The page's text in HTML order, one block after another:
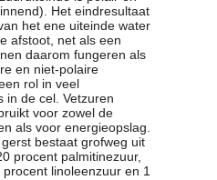
Het eindresultaat
het ene uiteinde water
afstoot, net als een
daarom fungeren als
en niet-polaire
rol in veel
in de cel. Vetzuren
voor zowel de
als voor energieopslag.
bestaat grofweg uit
procent palmitinezuur,
linoleenzuur en 1